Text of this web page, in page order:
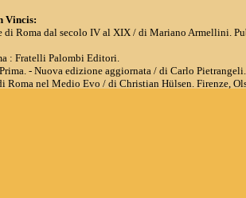
Vincis:
Roma dal secolo IV al XIX / di Mariano Armellini.
: Fratelli Palombi Editori.
- Nuova edizione aggiornata / di Carlo
Roma nel Medio Evo / di Christian Hülsen. Firenze,